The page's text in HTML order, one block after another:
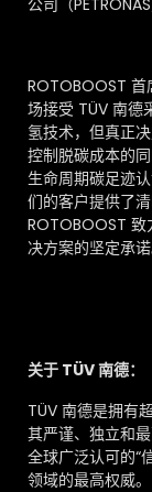
ROTOBOOST
场接受 TÜV 南德
氢技术，但真正
控制脱碳成本的
生命周期碳足迹
们的客户提供了
ROTOBOOST
决方案的坚定承
关于 TÜV 南德：
TÜV 南德是拥有
其严谨、独立和
全球广泛认可的“
领域的最高权威。